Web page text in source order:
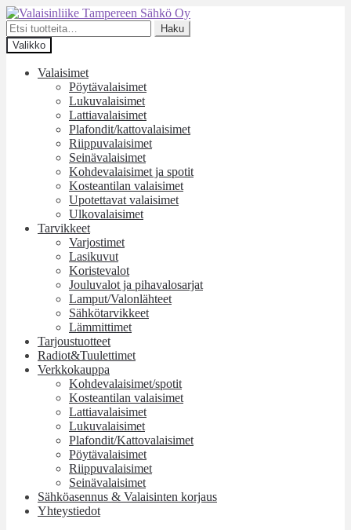
Siirry
navigointiin
Siirry
sisältöön
Etsi:
Haku
Valikko
Valaisimet
Pöytävalaisimet
Lukuvalaisimet
Lattiavalaisimet
Plafondit/kattovalaisimet
Riippuvalaisimet
Seinävalaisimet
Kohdevalaisimet ja spotit
Kosteantilan valaisimet
Upotettavat valaisimet
Ulkovalaisimet
Tarvikkeet
Varjostimet
Lasikuvut
Koristevalot
Jouluvalot ja pihavalosarjat
Lamput/Valonlähteet
Sähkötarvikkeet
Lämmittimet
Tarjoustuotteet
Radiot&Tuulettimet
Verkkokauppa
Kohdevalaisimet/spotit
Kosteantilan valaisimet
Lattiavalaisimet
Lukuvalaisimet
Plafondit/Kattovalaisimet
Pöytävalaisimet
Riippuvalaisimet
Seinävalaisimet
Sähköasennus & Valaisinten korjaus
Yhteystiedot